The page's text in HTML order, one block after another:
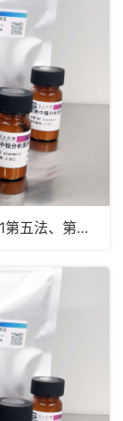
麦冬空白基质样品(2025版药典通则2341第五法、第六法)MRM2181